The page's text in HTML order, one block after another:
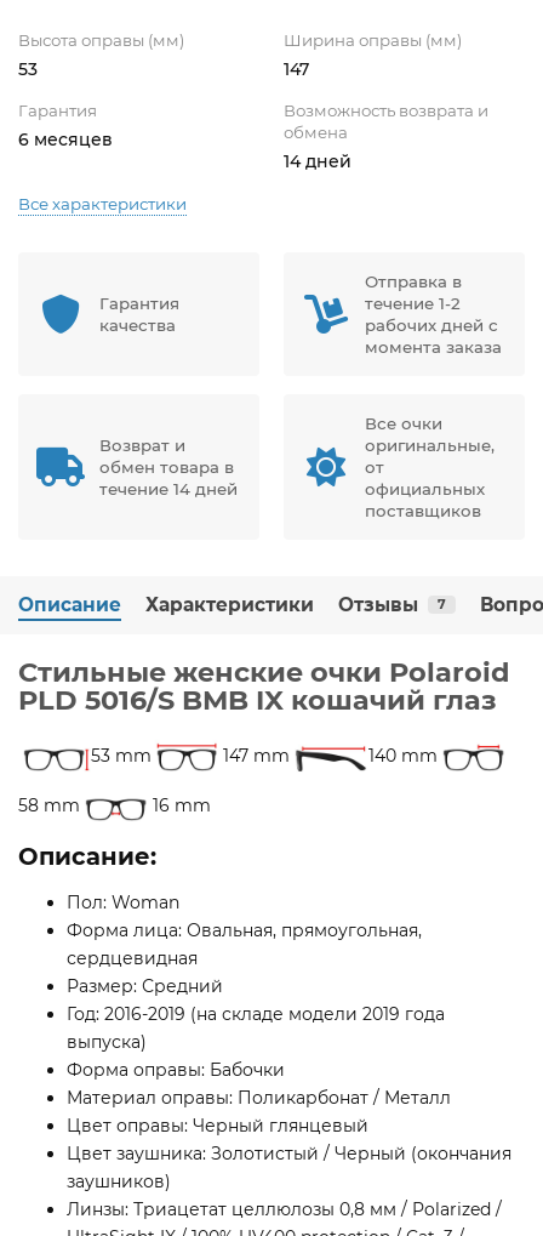
Высота оправы (мм)
53
Ширина оправы (мм)
147
Гарантия
6 месяцев
Возможность возврата и
обмена
14 дней
Все характеристики
Гарантия
качества
Отправка в
течение 1-2
рабочих дней с
момента заказа
Возврат и
обмен товара в
течение 14 дней
Все очки
оригинальные,
от
официальных
поставщиков
Описание Характеристики Отзывы 7
Стильные женские очки Polaroid
PLD 5016/S BMB IX кошачий глаз
53 mm 147 mm 140 mm
58 mm 16 mm
Описание:
Пол: Woman
Форма лица: Овальная, прямоугольная,
сердцевидная
Размер: Средний
Год: 2016-2019 (на складе модели 2019 года
выпуска)
Форма оправы: Бабочки
Материал оправы: Поликарбонат / Металл
Цвет оправы: Черный глянцевый
Цвет заушника: Золотистый / Черный (окончания
заушников)
Линзы: Триацетат целлюлозы 0,8 мм / Polarized /